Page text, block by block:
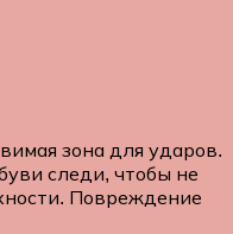
зона для ударов.
следи, чтобы не
Повреждение